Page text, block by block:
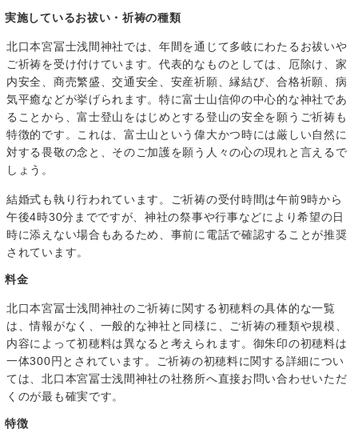
実施しているお祓い・祈祷の種類
北口本宮冨士浅間神社では、年間を通じて多岐にわたるお祓いや
ご祈祷を受け付けています。代表的なものとしては、厄除け、家
内安全、商売繁盛、交通安全、安産祈願、縁結び、合格祈願、病
気平癒などが挙げられます。特に富士山信仰の中心的な神社であ
ることから、富士登山をはじめとする登山の安全を願うご祈祷も
特徴的です。これは、富士山という偉大かつ時には厳しい自然に
対する畏敬の念と、そのご加護を願う人々の心の現れと言えるで
しょう。
結婚式も執り行われています。ご祈祷の受付時間は午前9時から
午後4時30分までですが、神社の祭事や行事などにより希望の日
時に添えない場合もあるため、事前に電話で確認することが推奨
されています。
料金
北口本宮冨士浅間神社のご祈祷に関する初穂料の具体的な一覧
は、情報がなく、一般的な神社と同様に、ご祈祷の種類や規模、
内容によって初穂料は異なると考えられます。御朱印の初穂料は
一体300円とされています。ご祈祷の初穂料に関する詳細につい
ては、北口本宮冨士浅間神社の社務所へ直接お問い合わせいただ
くのが最も確実です。
特徴